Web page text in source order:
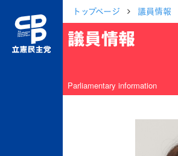
トップページ 議員情報
議員情報
Parliamentary information